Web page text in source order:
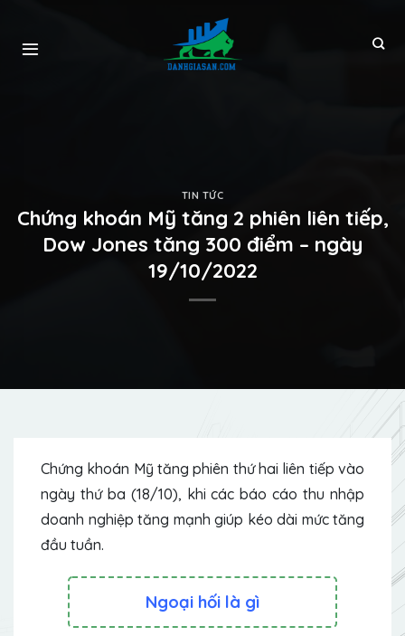
TIN TỨC
Chứng khoán Mỹ tăng 2 phiên liên tiếp,
Dow Jones tăng 300 điểm – ngày
19/10/2022
Chứng khoán Mỹ tăng phiên thứ hai liên tiếp vào
ngày thứ ba (18/10), khi các báo cáo thu nhập
doanh nghiệp tăng mạnh giúp kéo dài mức tăng
đầu tuần.
Ngoại hối là gì